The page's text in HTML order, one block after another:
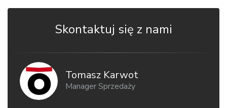
Skontaktuj się z nami
Tomasz Karwot
Manager Sprzedaży